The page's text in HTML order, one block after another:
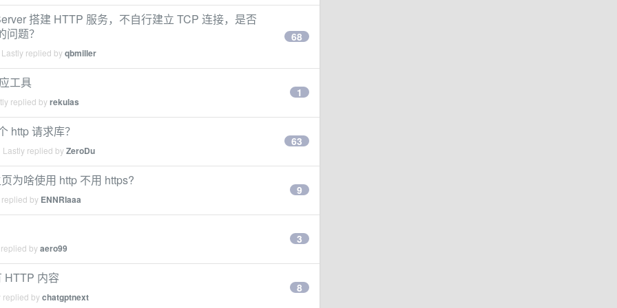
搭建 HTTP 服务，不自行建立 TCP 连接，是否
题？
replied byqbmiller
68
工具
replied byrekulas
1
http 请求库？
replied byZeroDu
63
为啥使用 http 不用 https?
by ENNRIaaa
9
byaero99
3
HTTP 内容
bychatgptnext
8